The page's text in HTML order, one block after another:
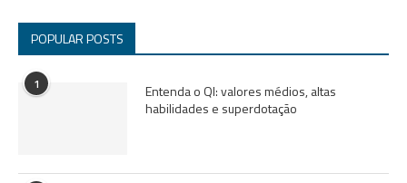
POPULAR POSTS
1
Entenda o QI: valores médios, altas
habilidades e superdotação